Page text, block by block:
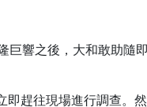
巨響之後，大和敢助隨即